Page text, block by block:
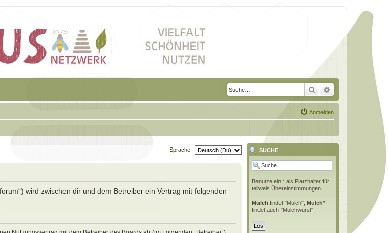
Suche Erweiterte Suche
Anmelden
Sprache:
wird zwischen dir und dem Betreiber ein Vertrag mit folgenden
SUCHE
Benutze ein * als Platzhalter für
teilweis Übereinstimmungen
Mulch findet "Mulch", Mulch*
findet auch "Mulchwurst"